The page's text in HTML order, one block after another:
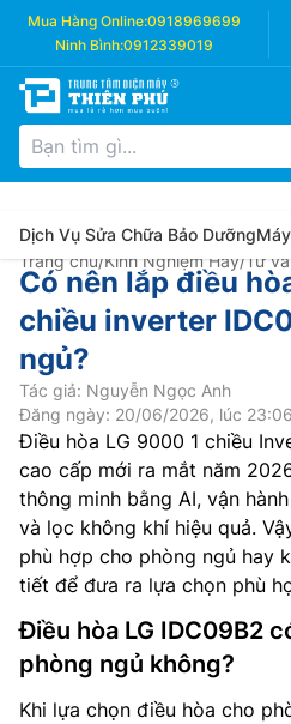
Mua Hàng Online:0918969699
Ninh Bình:0912339019
Dịch Vụ Sửa Chữa Bảo Dưỡng
Trang chủ/Kinh Nghiệm Hay/Tư
Có nên lắp điều
chiều inverter
ngủ?
Tác giả: Nguyễn Ngọc Anh
Đăng ngày: 20/06/2026, lúc 23:06
Điều hòa LG 9000 1 chiều
cao cấp mới ra mắt năm
thông minh bằng AI, vận
và lọc không khí hiệu quả.
phù hợp cho phòng ngủ hay
tiết để đưa ra lựa chọn phù
Điều hòa LG IDC09B2
phòng ngủ không?
Khi lựa chọn điều hòa cho